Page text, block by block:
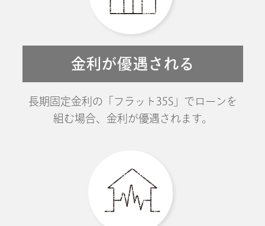
金利が優遇される
長期固定金利の「フラット35S」でローンを
組む場合、金利が優遇されます。